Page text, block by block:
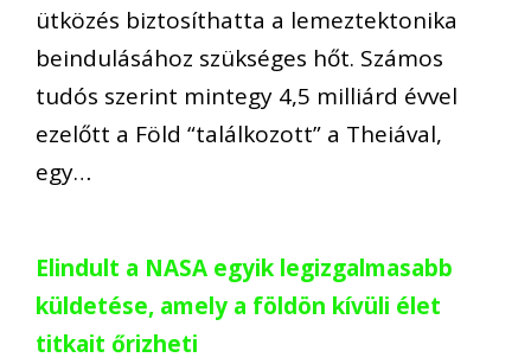
ütközés biztosíthatta a lemeztektonika
beindulásához szükséges hőt. Számos
tudós szerint mintegy 4,5 milliárd évvel
ezelőtt a Föld “találkozott” a Theiával,
egy…
Elindult a NASA egyik legizgalmasabb
küldetése, amely a földön kívüli élet
titkait őrizheti